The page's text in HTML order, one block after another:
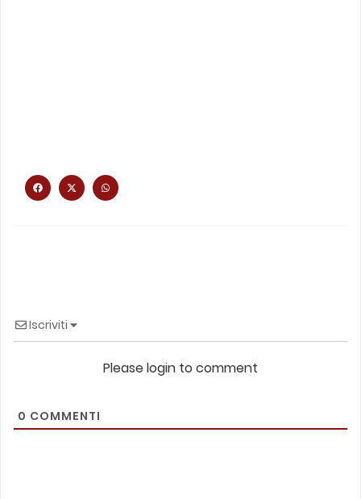
Iscriviti
Please login to comment
0 COMMENTI